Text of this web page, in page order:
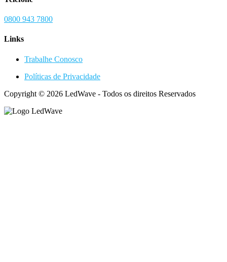
0800 943 7800
Links
Trabalhe Conosco
Políticas de Privacidade
Copyright © 2026 LedWave - Todos os direitos Reservados